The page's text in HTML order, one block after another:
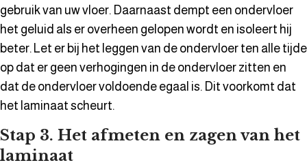
gebruik van uw vloer. Daarnaast dempt een ondervloer
het geluid als er overheen gelopen wordt en isoleert hij
beter. Let er bij het leggen van de ondervloer ten alle tijde
op dat er geen verhogingen in de ondervloer zitten en
dat de ondervloer voldoende egaal is. Dit voorkomt dat
het laminaat scheurt.
Stap 3. Het afmeten en zagen van het
laminaat